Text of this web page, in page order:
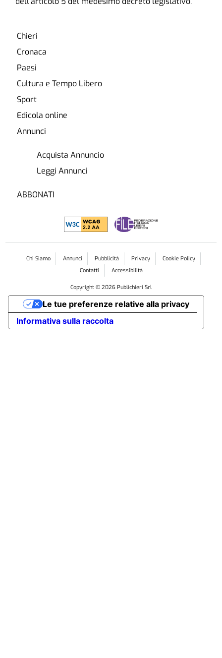
Chieri
Cronaca
Paesi
Cultura e Tempo Libero
Sport
Edicola online
Annunci
Acquista Annuncio
Leggi Annunci
ABBONATI
Chi Siamo Annunci Pubblicità Privacy
Cookie Policy
Contatti
Accessibilità
Copyright © 2026 Publichieri Srl
Informativa sulla raccolta
Le tue preferenze relative alla privacy